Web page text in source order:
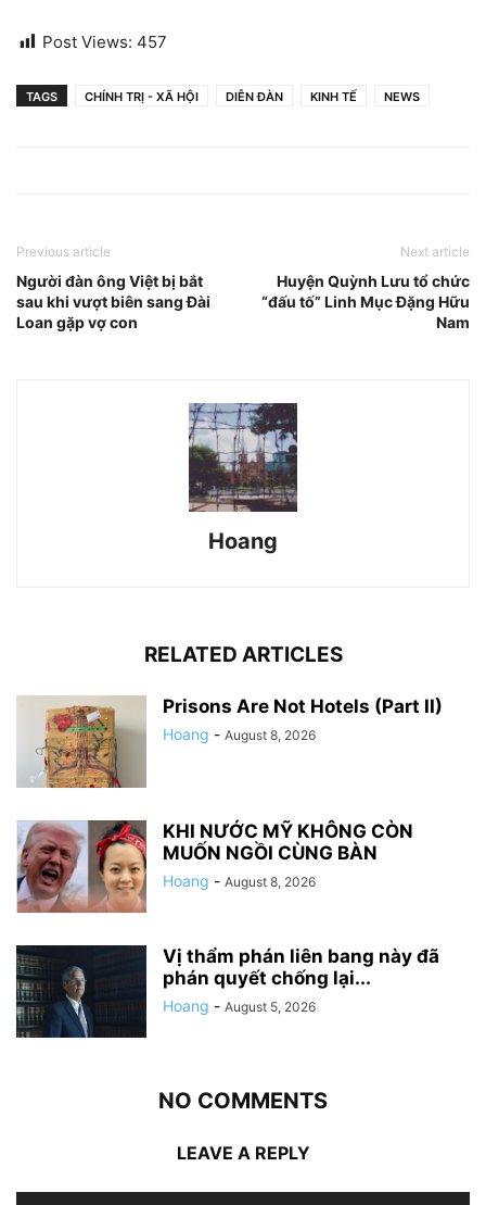
Post Views: 457
TAGS CHÍNH TRỊ - XÃ HỘI DIỄN ĐÀN KINH TẾ NEWS
Previous article
Người đàn ông Việt bị bắt
sau khi vượt biên sang Đài
Loan gặp vợ con
Next article
Huyện Quỳnh Lưu tổ chức
“đấu tố” Linh Mục Đặng Hữu
Nam
Hoang
RELATED ARTICLES
Prisons Are Not Hotels (Part II)
Hoang - August 8, 2026
KHI NƯỚC MỸ KHÔNG CÒN
MUỐN NGỒI CÙNG BÀN
Hoang - August 8, 2026
Vị thẩm phán liên bang này đã
phán quyết chống lại...
Hoang - August 5, 2026
NO COMMENTS
LEAVE A REPLY